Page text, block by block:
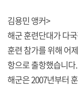
김용민 앵커>
해군 훈련단대가 다
훈련 참가를 위해 어
항으로 출항했습니다.
해군은 2007년부터